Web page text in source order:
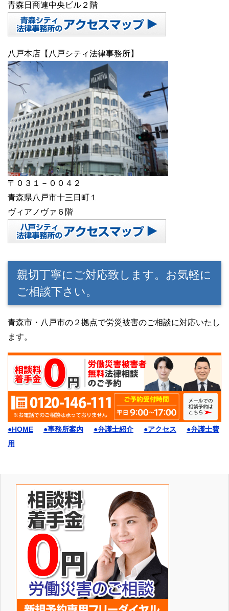
青森日商連中央ビル２階
八戸本店【八戸シティ法律事務所】
〒０３１－００４２
青森県八戸市十三日町１
ヴィアノヴァ６階
親切丁寧にご対応致します。お気軽に
ご相談下さい。
青森市・八戸市の２拠点で労災被害のご相談に対応いたし
ます。
●HOME ●事務所案内 ●弁護士紹介 ●アクセス
●弁護士費
用